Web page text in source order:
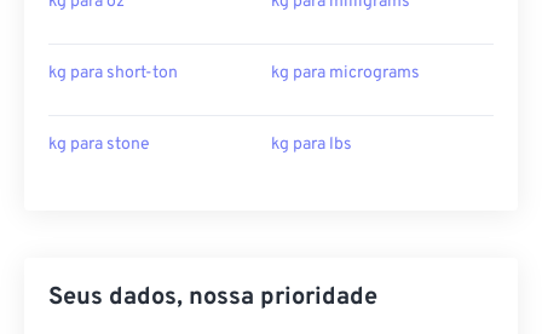
kg para short-ton kg para micrograms
kg para stone kg para lbs
Seus dados, nossa prioridade